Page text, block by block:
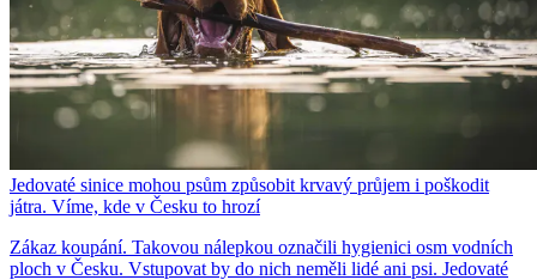
Jedovaté sinice mohou psům způsobit krvavý průjem i poškodit
játra. Víme, kde v Česku to hrozí
Zákaz koupání. Takovou nálepkou označili hygienici osm vodních
ploch v Česku. Vstupovat by do nich neměli lidé ani psi. Jedovaté